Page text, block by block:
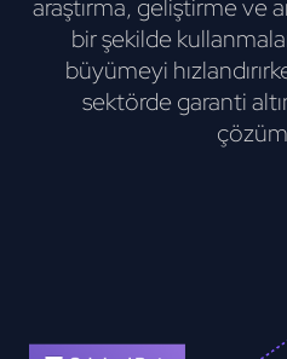
araştırma, geliştirme ve
bir şekilde
büyümeyi
sektörde garanti